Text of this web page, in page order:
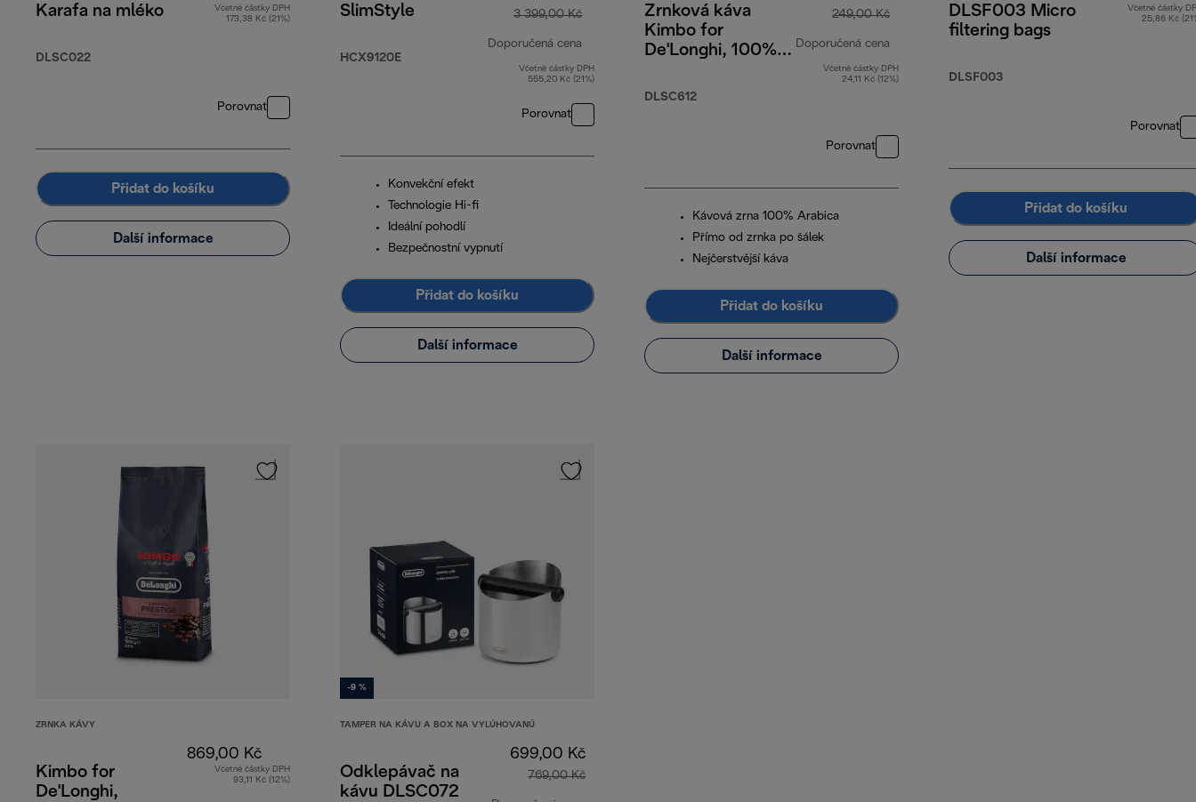
Karafa na mléko
DLSC022
Včetně částky DPH
173,38 Kč (21%)
Porovnat
Přidat do košíku
Další informace
SlimStyle
HCX9120E
3 399,00 Kč
Doporučená cena
původní cena 3 399,00 Kč
Včetně částky DPH
555,20 Kč (21%)
Porovnat
Konvekční efekt
Technologie Hi-fi
Ideální pohodlí
Bezpečnostní vypnutí
Přidat do košíku
Další informace
Zrnková káva
Kimbo for
De'Longhi, 100%
DLSC612
249,00 Kč
Doporučená cena
původní cena 249,00 Kč
Včetně částky DPH
24,11 Kč (12%)
Porovnat
Kávová zrna 100% Arabica
Přímo od zrnka po šálek
Nejčerstvější káva
Přidat do košíku
Další informace
DLSF003 Micro
filtering bags
DLSF003
Včetně částky
25,86 Kč
Porovnat
Přidat do košíku
Další informace
ZRNKA KÁVY
Kimbo for
De'Longhi,
869,00 Kč
Včetně částky DPH
93,11 Kč (12%)
-9 %
TAMPER NA KÁVU A BOX NA VYLÚHOVANÚ
Odklepávač na
kávu DLSC072
699,00 Kč
769,00 Kč